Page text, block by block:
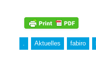
. Aktuelles fabiro